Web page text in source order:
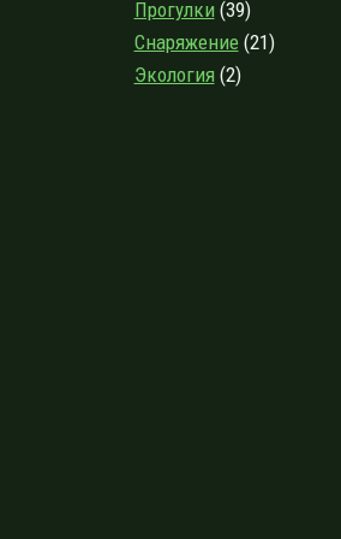
Прогулки(39)
Снаряжение(21)
Экология(2)